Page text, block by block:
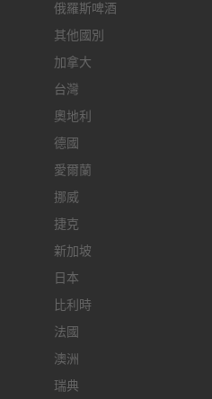
俄羅斯啤酒
其他國別
加拿大
台灣
奧地利
德國
愛爾蘭
挪威
捷克
新加坡
日本
比利時
法國
澳洲
瑞典